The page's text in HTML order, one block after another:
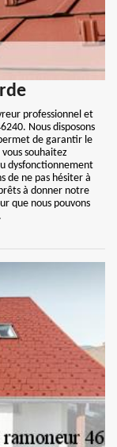
professionnel et
Nous disposons
de garantir le
souhaitez
dysfonctionnement
de ne pas hésiter à
à donner notre
que nous pouvons